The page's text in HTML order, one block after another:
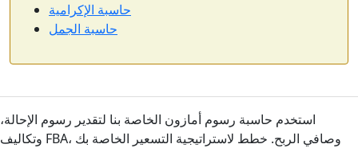
حاسبة الإكرامية
حاسبة الجمل
استخدم حاسبة رسوم أمازون الخاصة بنا لتقدير رسوم الإحالة،
وتكاليف FBA، وصافي الربح. خطط لاستراتيجية التسعير الخاصة بك